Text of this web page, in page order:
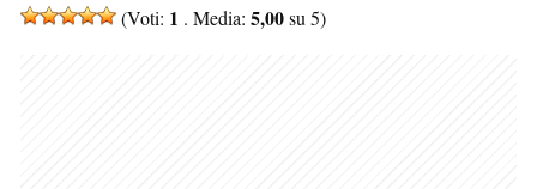
(Voti: 1 . Media: 5,00su 5)